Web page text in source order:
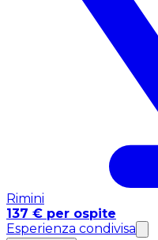
Rimini
137 € per ospite
Esperienza condivisa